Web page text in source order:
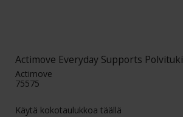
Actimove Everyday Supports Polvituki
Actimove
75575
Käytä kokotaulukkoa täällä